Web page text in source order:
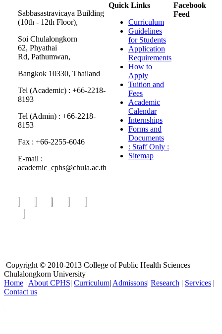
Sabbasastravicaya Building
(10th - 12th Floor),
Soi Chulalongkorn
62, Phyathai
Rd, Pathumwan,
Bangkok 10330, Thailand
Tel (Academic) : +66-2218-
8193
Tel (Admin) : +66-2218-
8153
Fax : +66-2255-6046
E-mail :
academic_cphs@chula.ac.th
Quick Links
Curriculum
Guidelines
for Students
Application
Requirements
How to
Apply
Tuition and
Fees
Academic
Calendar
Internships
Forms and
Documents
: Staff Only :
Sitemap
Facebook
Feed
Copyright © 2010-2013 College of Public Health Sciences
Chulalongkorn University
Home | About CPHS| Curriculum| Admissons| Research | Services |
Contact us